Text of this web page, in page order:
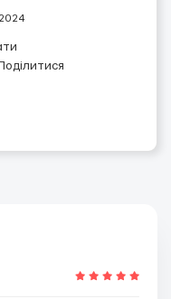
Поділитися